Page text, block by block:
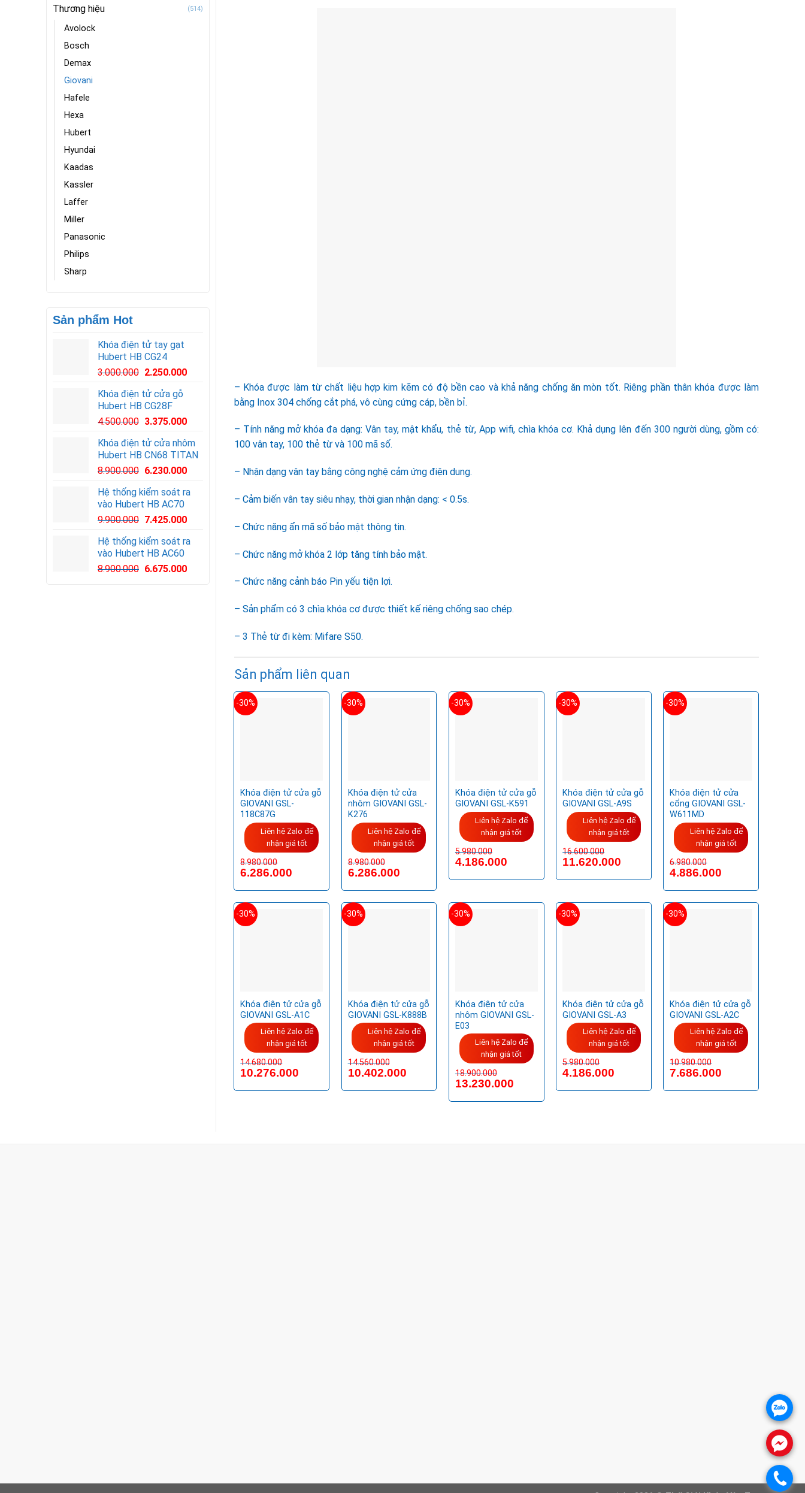
Thương hiệu (514)
Avolock
Bosch
Demax
Giovani
Hafele
Hexa
Hubert
Hyundai
Kaadas
Kassler
Laffer
Miller
Panasonic
Philips
Sharp
Sản phẩm Hot
Khóa điện tử tay gạt
Hubert HB CG24
3.000.000 2.250.000
Khóa điện tử cửa gỗ
Hubert HB CG28F
4.500.000 Giá
là:
4.500.000VND.
3.375.000Giá
tại
là:
3.375.000VND.
Khóa điện tử cửa nhôm
Hubert HB CN68 TITAN
8.900.000 6.230.000
Hệ thống kiểm soát ra
vào Hubert HB AC70
9.900.000 Giá
là:
9.900.000VND.
7.425.000Giá
tại
7.425.000VND.
Hệ thống kiểm soát ra
vào Hubert HB AC60
8.900.000 Giá
6.675.000Giá
– Khóa được làm từ chất liệu hợp kim kẽm có độ bền cao và khả năng chống ăn mòn tốt. Riêng phần thân khóa được làm
bằng Inox 304 chống cắt phá, vô cùng cứng cáp, bền bỉ.
– Tính năng mở khóa đa dạng: Vân tay, mật khẩu, thẻ từ, App wifi, chìa khóa cơ. Khả dụng lên đến 300 người dùng, gồm có:
100 vân tay, 100 thẻ từ và 100 mã số.
– Nhận dạng vân tay bằng công nghệ cảm ứng điện dung.
– Cảm biến vân tay siêu nhạy, thời gian nhận dạng: < 0.5s.
– Chức năng ẩn mã số bảo mật thông tin.
– Chức năng mở khóa 2 lớp tăng tính bảo mật.
– Chức năng cảnh báo Pin yếu tiện lợi.
– Sản phẩm có 3 chìa khóa cơ được thiết kế riêng chống sao chép.
– 3 Thẻ từ đi kèm: Mifare S50.
Sản phẩm liên quan
-30%
Khóa điện tử cửa gỗ
GIOVANI GSL-
118C87G
Liên hệ Zalo để
nhận giá tốt
8.980.000
6.286.000
-30%
Khóa điện tử cửa
nhôm GIOVANI GSL-
K276
Liên hệ Zalo để
nhận giá tốt
8.980.000
6.286.000
-30%
Khóa điện tử cửa gỗ
GIOVANI GSL-K591
Liên hệ Zalo để
nhận giá tốt
5.980.000
4.186.000
-30%
Khóa điện tử cửa gỗ
GIOVANI GSL-A9S
Liên hệ Zalo để
nhận giá tốt
16.600.000
Giá
gốc
11.620.000
11.620.000VND.
-30%
Khóa điện tử cửa
cổng GIOVANI GSL-
W611MD
Liên hệ Zalo để
nhận giá tốt
6.980.000
Giá
gốc
4.886.000
4.886.000VND.
-30%
Khóa điện tử cửa gỗ
GIOVANI GSL-A1C
Liên hệ Zalo để
nhận giá tốt
14.680.000
10.276.000
-30%
Khóa điện tử cửa gỗ
GIOVANI GSL-K888B
Liên hệ Zalo để
nhận giá tốt
14.560.000
10.402.000
-30%
Khóa điện tử cửa
nhôm GIOVANI GSL-
E03
Liên hệ Zalo để
nhận giá tốt
18.900.000
13.230.000
-30%
Khóa điện tử cửa gỗ
GIOVANI GSL-A3
Liên hệ Zalo để
nhận giá tốt
5.980.000
4.186.000
-30%
Khóa điện tử cửa gỗ
GIOVANI GSL-A2C
Liên hệ Zalo để
nhận giá tốt
10.980.000
7.686.000
.
.
.